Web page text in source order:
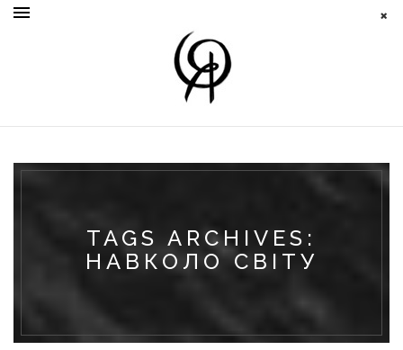
TAGS ARCHIVES:
НАВКОЛО СВІТУ